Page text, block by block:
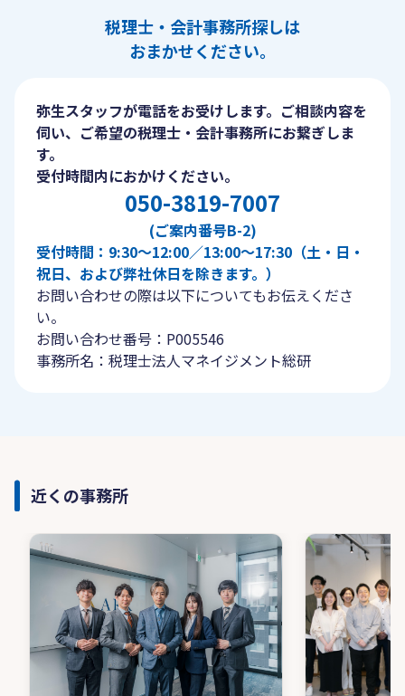
税理士・会計事務所探しは
おまかせください。
弥生スタッフが電話をお受けします。ご相談内容を
伺い、ご希望の税理士・会計事務所にお繋ぎしま
す。
受付時間内におかけください。
050-3819-7007
(ご案内番号B-2)
受付時間：9:30〜12:00／13:00〜17:30（土・日・
祝日、および弊社休日を除きます。）
お問い合わせの際は以下についてもお伝えくださ
い。
お問い合わせ番号：P005546
事務所名：税理士法人マネイジメント総研
近くの事務所